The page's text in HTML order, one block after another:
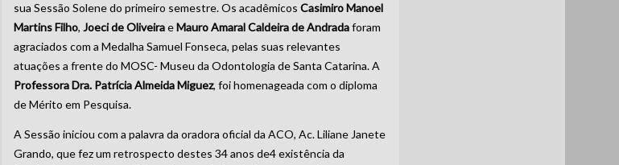
sua Sessão Solene do primeiro semestre. Os acadêmicos Casimiro Manoel
Martins Filho, Joeci de OliveiraeMauro Amaral Caldeira de Andradaforam
agraciados com a Medalha Samuel Fonseca, pelas suas relevantes
atuações a frente do MOSC- Museu da Odontologia de Santa Catarina. A
Professora Dra. Patrícia Almeida Miguez, foi homenageada com o diploma
de Mérito em Pesquisa.
A Sessão iniciou com a palavra da oradora oficial da ACO, Ac. Liliane Janete
Grando, que fez um retrospecto destes 34 anos de4 existência da